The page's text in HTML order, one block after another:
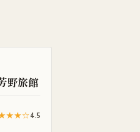
野旅館
4.5